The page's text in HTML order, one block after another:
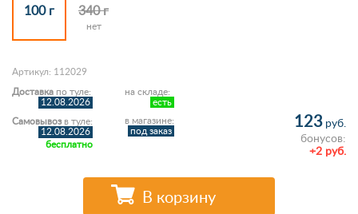
100 г 340 г
нет
Артикул: 112029
на складе:
есть
в магазине:
под заказ
Доставка по туле:
12.08.2026
Самовывозв туле:
12.08.2026
бесплатно
123 руб.
бонусов:
+2 руб.
В корзину